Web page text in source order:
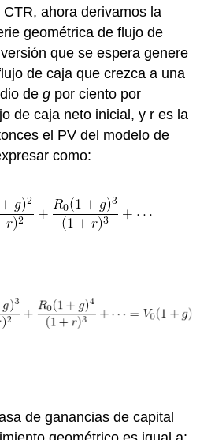
ahora derivamos la
geométrica de flujo de
que se espera genere
de caja que crezca a una
deg por ciento por
de caja neto inicial, y r es la
el PV del modelo de
como:
de ganancias de capital